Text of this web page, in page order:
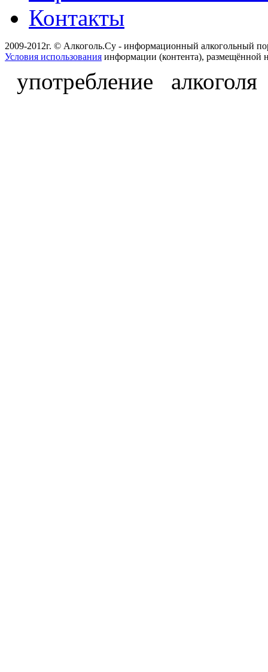
Контакты
2009-2012г. © Алкоголь.Су - информационный алкогольный
Условия использования информации (контента), размещённой
употребление